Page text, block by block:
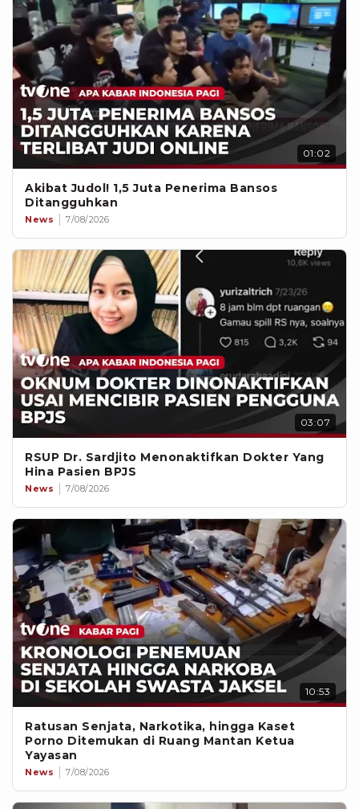
01:02
Akibat Judol! 1,5 Juta Penerima Bansos
Ditangguhkan
News 7/08/2026
03:07
RSUP Dr. Sardjito Menonaktifkan Dokter Yang
Hina Pasien BPJS
News 7/08/2026
10:53
Ratusan Senjata, Narkotika, hingga Kaset
Porno Ditemukan di Ruang Mantan Ketua
Yayasan
News 7/08/2026